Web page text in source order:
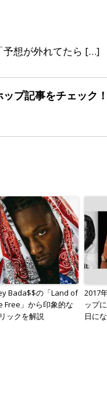
予想が外れてたら […]
ップ記事をチェック！
Bada$$の「Land of
Free」から印象的な
ックを解説
2017
ップ
日に